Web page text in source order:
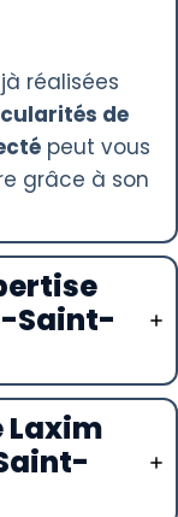
réalisées
de
peut vous
grâce à son
Saint-
Laxim